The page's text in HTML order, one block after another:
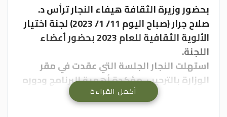
بحضور وزيرة الثقافة هيفاء النجار ترأس د.
صلاح جرار (صباح اليوم 11/ 1/ 2023) لجنة اختيار
الألوية الثقافية للعام 2023 بحضور أعضاء
اللجنة.
استهلت النجار الجلسة التي عقدت في مقر
الوزارة بالترحيب، مؤكدة أهمية البرنامج ودوره
في التنمية الثقافية وتوزيع مكاسب التنمية،
والإسهام بإنشاء البنى التحتية واكتشاف
أكمل القراءة